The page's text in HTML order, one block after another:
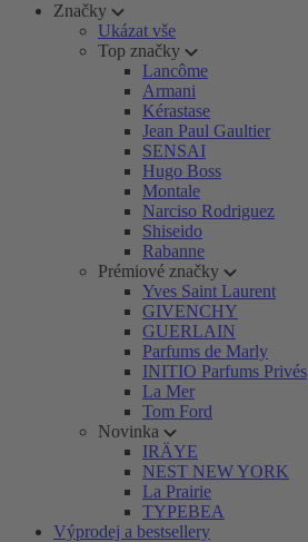
Značky
Ukázat vše
Top značky
Lancôme
Armani
Kérastase
Jean Paul Gaultier
SENSAI
Hugo Boss
Montale
Narciso Rodriguez
Shiseido
Rabanne
Prémiové značky
Yves Saint Laurent
GIVENCHY
GUERLAIN
Parfums de Marly
INITIO Parfums Privés
La Mer
Tom Ford
Novinka
IRÄYE
NEST NEW YORK
La Prairie
TYPEBEA
Výprodej a bestsellery